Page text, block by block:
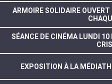
ARMOIRE SOLIDAIRE
SÉANCE DE CINÉMA LUNDI
EXPOSITION À LA